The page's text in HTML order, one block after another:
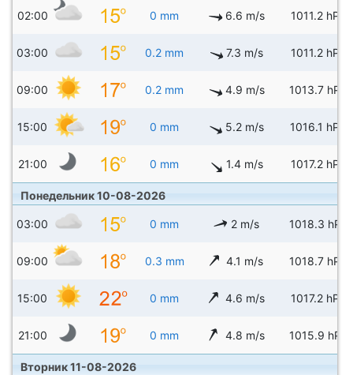
02:00 0 mm 6.6 m/s 1011.2 hPa
03:00 0.2 mm 7.3 m/s 1011.2 hPa
09:00 0.2 mm 4.9 m/s 1013.7 hPa
15:00 0 mm 5.2 m/s 1016.1 hPa
21:00 0 mm 1.4 m/s 1017.2 hPa
Понедельник 10-08-2026
03:00 0 mm 2 m/s 1018.3 hPa
09:00 0.3 mm 4.1 m/s 1018.7 hPa
15:00 0 mm 4.6 m/s 1017.2 hPa
21:00 0 mm 4.8 m/s 1015.9 hPa
Вторник 11-08-2026